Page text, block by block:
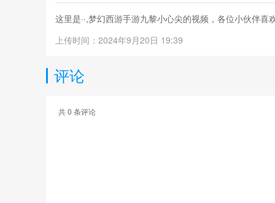
这里是··,梦幻西游手游九黎小心尖的视频，各位小伙伴
上传时间：2024年9月20日 19:39
评论
共0 条评论